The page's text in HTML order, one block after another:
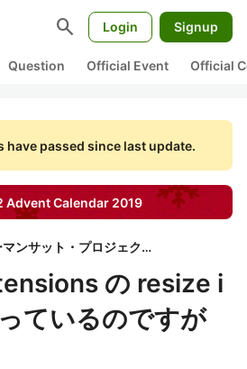
search Login Signup
Question Official Event Official
have passed since last update.
Advent Calendar 2019
リーマンサット・プロジェクト
の resize i
ているのですが